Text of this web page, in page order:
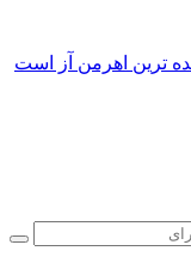
ترین اهرمن آز است